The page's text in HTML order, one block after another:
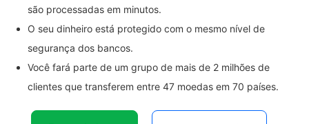
são processadas em minutos.
O seu dinheiro está protegido com o mesmo nível de
segurança dos bancos.
Você fará parte de um grupo de mais de 2 milhões de
clientes que transferem entre 47 moedas em 70 países.